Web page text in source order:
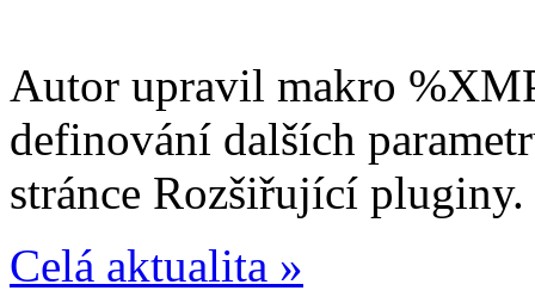
Autor upravil makro
definování dalších
stránce Rozšiřující pluginy.
Celá aktualita »